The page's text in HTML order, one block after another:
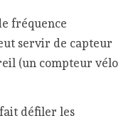
fréquence
servir de capteur
(un compteur vélo
défiler les